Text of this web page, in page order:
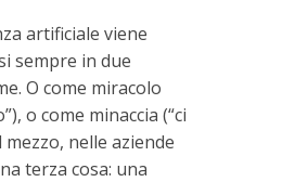
artificiale viene
sempre in due
O come miracolo
o come minaccia (“ci
nelle aziende
terza cosa: una